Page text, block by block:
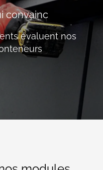
convainc
évaluent nos